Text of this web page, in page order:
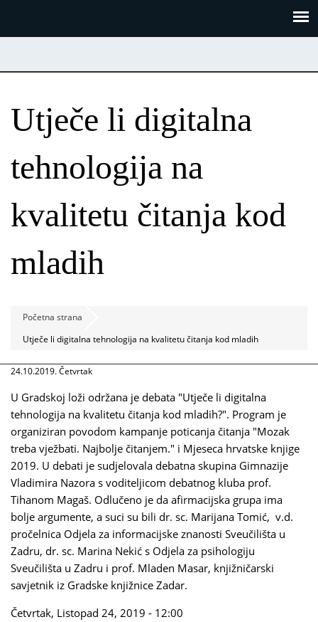
Utječe li digitalna
tehnologija na
kvalitetu čitanja kod
mladih
Početna strana
Utječe li digitalna tehnologija na kvalitetu čitanja kod mladih
24.10.2019. Četvrtak
U Gradskoj loži održana je debata "Utječe li digitalna
tehnologija na kvalitetu čitanja kod mladih?". Program je
organiziran povodom kampanje poticanja čitanja "Mozak
treba vježbati. Najbolje čitanjem." i Mjeseca hrvatske knjige
2019. U debati je sudjelovala debatna skupina Gimnazije
Vladimira Nazora s voditeljicom debatnog kluba prof.
Tihanom Magaš. Odlučeno je da afirmacijska grupa ima
bolje argumente, a suci su bili dr. sc. Marijana Tomić, v.d.
pročelnica Odjela za informacijske znanosti Sveučilišta u
Zadru, dr. sc. Marina Nekić s Odjela za psihologiju
Sveučilišta u Zadru i prof. Mladen Masar, knjižničarski
savjetnik iz Gradske knjižnice Zadar.
Četvrtak, Listopad 24, 2019 - 12:00